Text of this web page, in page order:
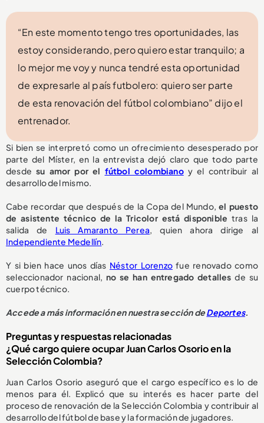
“En este momento tengo tres oportunidades, las
estoy considerando, pero quiero estar tranquilo; a
lo mejor me voy y nunca tendré esta oportunidad
de expresarle al país futbolero: quiero ser parte
de esta renovación del fútbol colombiano” dijo el
entrenador.
Si bien se interpretó como un ofrecimiento desesperado por
parte del Míster, en la entrevista dejó claro que todo parte
desdesu amor por el fútbol colombianoy el contribuir al
desarrollo del mismo.
Cabe recordar que después de la Copa del Mundo,el puesto
de asistente técnico de la Tricolorestá disponible tras la
salida de Luis Amaranto Perea , quien ahora dirige al
Independiente Medellín
Y si bien hace unos días Néstor Lorenzofue renovado como
seleccionador nacional, no se han entregado detalles de su
cuerpo técnico.
Accede a más información en nuestra sección deDeportes.
Preguntas y respuestas relacionadas
¿Qué cargo quiere ocupar Juan Carlos Osorio en la
Selección Colombia?
Juan Carlos Osorio aseguró que el cargo específico es lo de
menos para él. Explicó que su interés es hacer parte del
proceso de renovación de la Selección Colombia y contribuir al
desarrollo del fútbol de base y la formación de jugadores.